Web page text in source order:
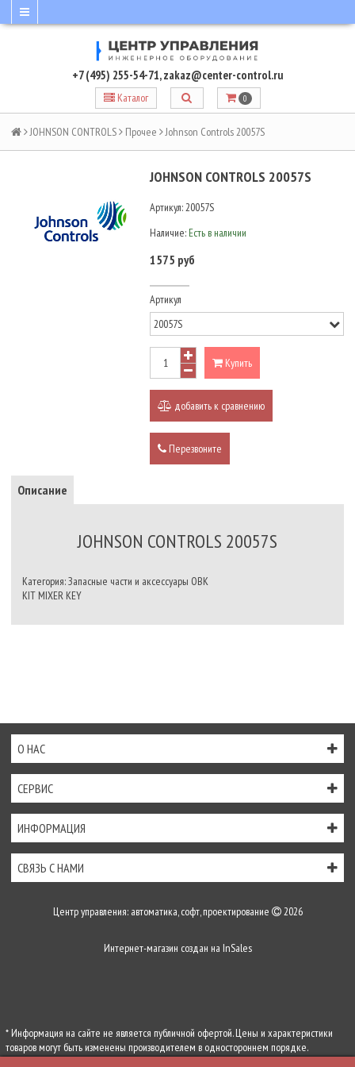
+7 (495) 255-54-71,zakaz@center-control.ru
Каталог 0
JOHNSON CONTROLS Прочее Johnson Controls 20057S
JOHNSON CONTROLS 20057S
Артикул:20057S
Наличие: Есть в наличии
1575 руб
Артикул
Купить
добавить к сравнению
Перезвоните
Описание
JOHNSON CONTROLS 20057S
Категория: Запасные части и аксессуары ОВК
KIT MIXER KEY
О НАС
СЕРВИС
ИНФОРМАЦИЯ
СВЯЗЬ С НАМИ
Центр управления: автоматика, софт, проектирование 2026
Интернет-магазин создан на InSales
* Информация на сайте не является публичной офертой. Цены и характеристики
товаров могут быть изменены производителем в одностороннем порядке.
Актуальную цену уточняйте у менеджеров по телефону+7 (495) 255-54-71, либо по